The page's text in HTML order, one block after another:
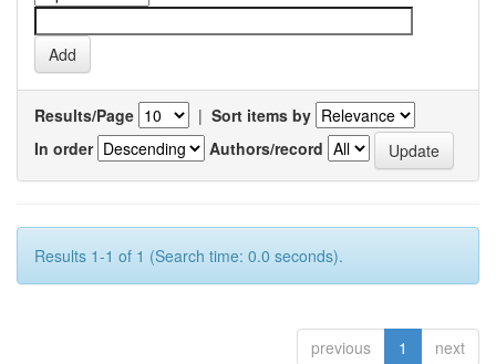
Results/Page | Sort items by
In order
Authors/record
Results 1-1 of 1 (Search time: 0.0 seconds).
previous 1 next